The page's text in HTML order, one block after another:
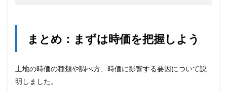
まとめ：まずは時価を把握しよう
土地の時価の種類や調べ方、時価に影響する要因について説
明しました。